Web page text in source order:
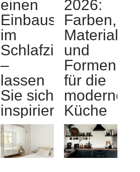
einen
Einbauschrank
im
Schlafzimmer
–
lassen
Sie sich
inspirieren
2026:
Farben,
Materialien
und
Formen
für die
moderne
Küche